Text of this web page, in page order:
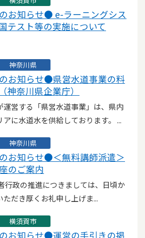
お知らせ● e-ラーニングシス
テスト等の実施について
神奈川県
お知らせ●県営水道事業の料
神奈川県企業庁）
営する「県営水道事業」は、県内
に水道水を供給しております。 ...
神奈川県
お知らせ●＜無料講師派遣＞
のご案内
政の推進につきましては、日頃か
ただき厚くお礼申し上げま...
横須賀市
お知らせ●運営の手引きの掲